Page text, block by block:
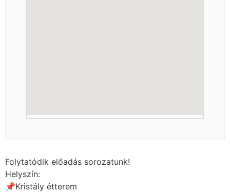
Folytatódik előadás sorozatunk!
Helyszín:
📌Kristály étterem